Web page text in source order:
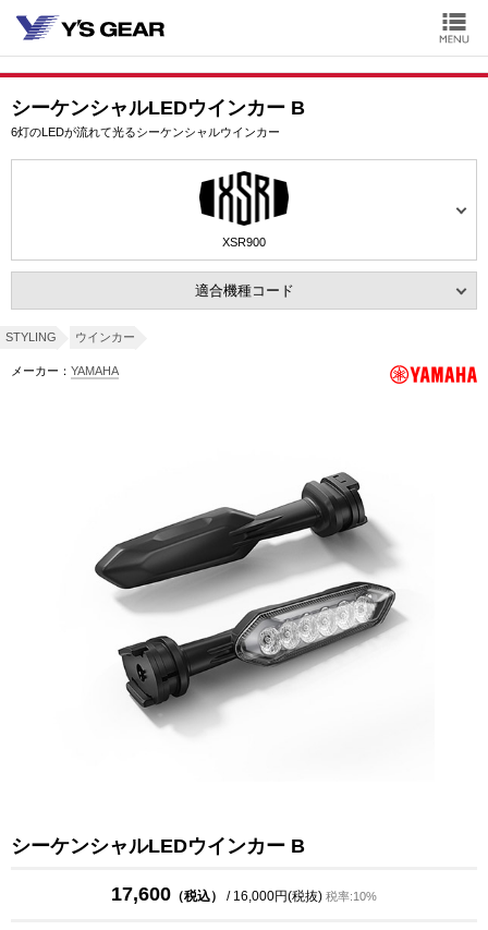
シーケンシャルLEDウインカー B
6灯のLEDが流れて光るシーケンシャルウインカー
XSR900
適合機種コード
STYLING ウインカー
メーカー： YAMAHA
シーケンシャルLEDウインカー B
17,600 （税込） / 16,000円(税抜) 税率:10%